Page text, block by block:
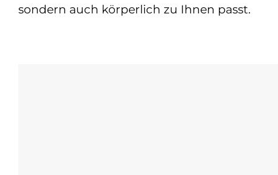
sondern auch körperlich zu Ihnen passt.